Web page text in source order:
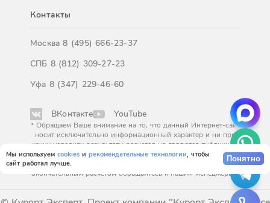
Мы используем cookies и рекомендательные технологии, чтобы
сайт работал лучше.
Понятно
Контакты
Москва8 (495) 666-23-37
СПБ 8 (812) 309-27-23
Уфа 8 (347) 229-46-60
ВКонтакте YouTube
* Обращаем Ваше внимание на то, что данный Интернет-сайт
носит исключительно информационный характер и ни при
каких условиях результаты расчетов не являются публичной
офертой, определяемой положениями Статьи 437
Гражданского кодекса Российской Федерации. За
окончательным расчетом обращайтесь к нашим менеджерам.